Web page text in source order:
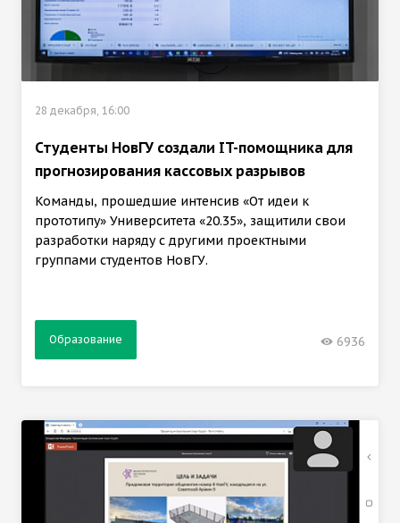
28 декабря, 16:00
Студенты НовГУ создали IT-помощника для
прогнозирования кассовых разрывов
Команды, прошедшие интенсив «От идеи к
прототипу» Университета «20.35», защитили свои
разработки наряду с другими проектными
группами студентов НовГУ.
Образование 6936